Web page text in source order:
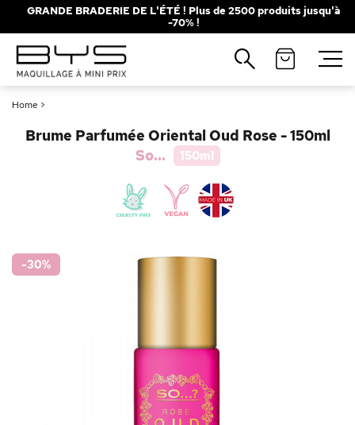
GRANDE BRADERIE DE L'ÉTÉ ! Plus de 2500 produits jusqu'à
-70% !
Home >
Brume Parfumée Oriental Oud Rose - 150ml
So...
150ml
-30%
Fermer
Recherches populaires
Rouge à Lèvres